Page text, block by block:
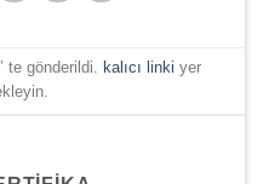
’ te gönderildi. kalıcı linki yer